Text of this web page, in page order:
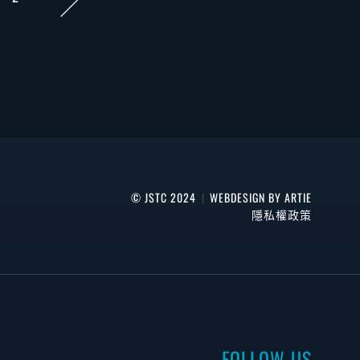
© JSTC 2024 | WEBDESIGN BY ARTIE
隱私權政策